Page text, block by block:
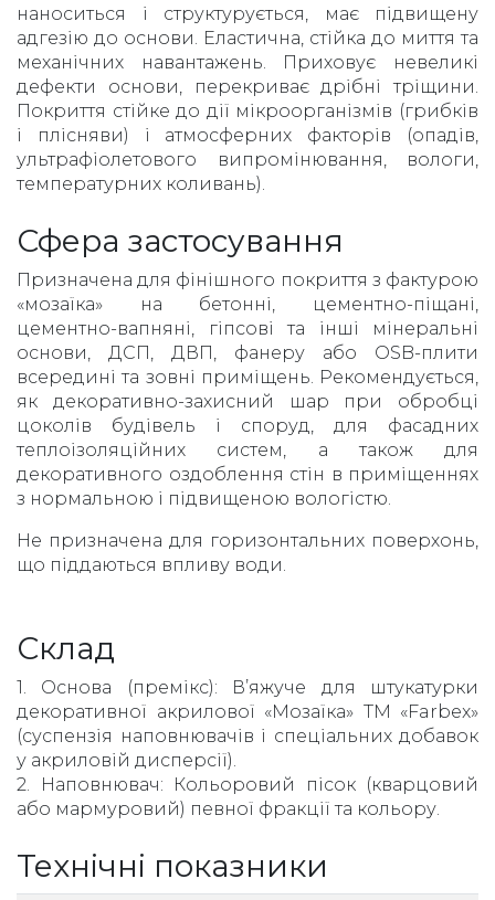
наноситься і структурується, має підвищену
адгезію до основи. Еластична, стійка до миття та
механічних навантажень. Приховує невеликі
дефекти основи, перекриває дрібні тріщини.
Покриття стійке до дії мікроорганізмів (грибків
і плісняви) і атмосферних факторів (опадів,
ультрафіолетового випромінювання, вологи,
температурних коливань).
Сфера застосування
Призначена для фінішного покриття з фактурою
«мозаїка» на бетонні, цементно-піщані,
цементно-вапняні, гіпсові та інші мінеральні
основи, ДСП, ДВП, фанеру або OSB-плити
всередині та зовні приміщень. Рекомендується,
як декоративно-захисний шар при обробці
цоколів будівель і споруд, для фасадних
теплоізоляційних систем, а також для
декоративного оздоблення стін в приміщеннях
з нормальною і підвищеною вологістю.
Не призначена для горизонтальних поверхонь,
що піддаються впливу води.
Склад
1. Основа (премікс): В’яжуче для штукатурки
декоративної акрилової «Мозаїка» ТМ «Farbex»
(суспензія наповнювачів і спеціальних добавок
у акриловій дисперсії).
2. Наповнювач: Кольоровий пісок (кварцовий
або мармуровий) певної фракції та кольору.
Технічні показники